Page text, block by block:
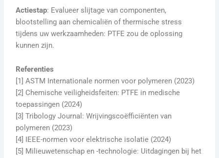
Actiestap: Evalueer slijtage van componenten,
blootstelling aan chemicaliën of thermische stress
tijdens uw werkzaamheden: PTFE zou de oplossing
kunnen zijn.
Referenties
[1] ASTM Internationale normen voor polymeren (2023)
[2] Chemische veiligheidsfeiten: PTFE in medische
toepassingen (2024)
[3] Tribology Journal: Wrijvingscoëfficiënten van
polymeren (2023)
[4] IEEE-normen voor elektrische isolatie (2024)
[5] Milieuwetenschap en -technologie: Uitdagingen bij het